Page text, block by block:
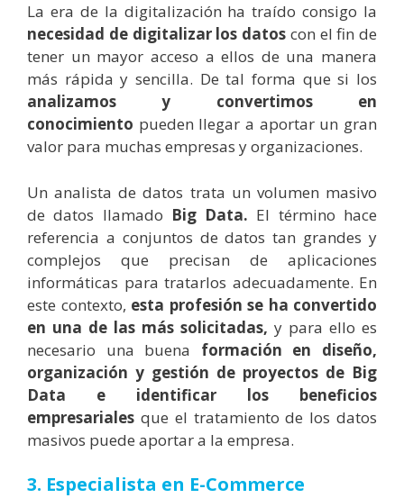
La era de la digitalización ha traído consigo la
necesidad de digitalizar los datos con el fin de
tener un mayor acceso a ellos de una manera
más rápida y sencilla. De tal forma que si los
analizamos y convertimos en
conocimiento pueden llegar a aportar un gran
valor para muchas empresas y organizaciones.
Un analista de datos trata un volumen masivo
de datos llamado Big Data. El término hace
referencia a conjuntos de datos tan grandes y
complejos que precisan de aplicaciones
informáticas para tratarlos adecuadamente. En
este contexto, esta profesión se ha convertido
en una de las más solicitadas, y para ello es
necesario una buena formación en diseño,
organización y gestión de proyectos de Big
Data e identificar los beneficios
empresariales que el tratamiento de los datos
masivos puede aportar a la empresa.
3. Especialista en E-Commerce